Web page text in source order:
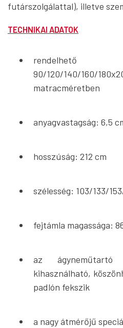
futárszolgálattal), illetve
TECHNIKAI ADATOK
90/120/140/
matracméretben
anyagvastagság: 6,5
hosszúság: 212 cm
szélesség: 103/133/
fejtámla magassága:
az ágyneműtartó
kihasználható,
padlón fekszik
a nagy átmérőjű